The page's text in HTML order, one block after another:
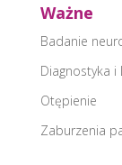
Ważne
Badanie
Diagnostyka i
Otępienie
Zaburzenia